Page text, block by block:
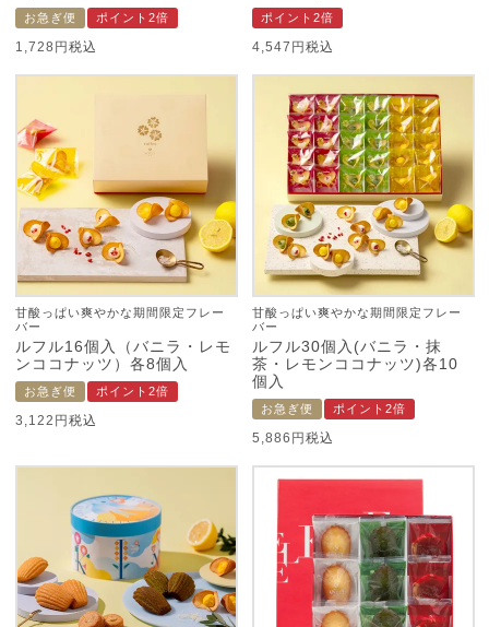
お急ぎ便 ポイント2倍
1,728 税込
ポイント2倍
4,547 税込
甘酸っぱい爽やかな期間限定フレー
バー
ルフル16個入（バニラ・レモ
ンココナッツ）各8個入
お急ぎ便 ポイント2倍
3,122 税込
甘酸っぱい爽やかな期間限定フレー
バー
ルフル30個入(バニラ・抹
茶・レモンココナッツ)各10
個入
お急ぎ便 ポイント2倍
5,886 税込